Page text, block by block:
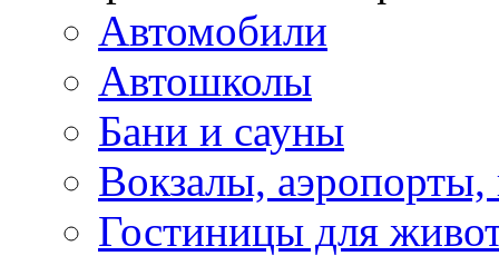
Автомобили
Автошколы
Бани и сауны
Вокзалы,
Гостиницы для